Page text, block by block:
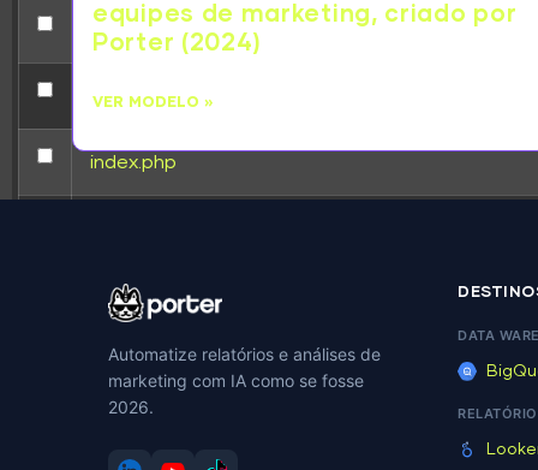
adman.798.txt
adman.962.txt
index.php
llms.txt
mysqltuner.pl
equipes de marketing, criado por
Porter (2024)
VER MODELO »
Automatize relatórios e análises de
marketing com IA como se fosse
2026.
DATA